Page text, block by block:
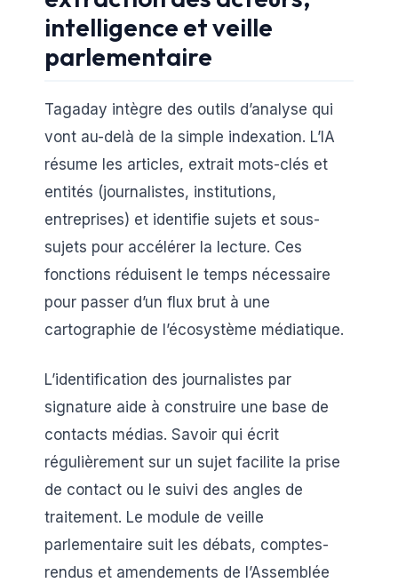
intelligence et veille
parlementaire
Tagaday intègre des outils d’analyse qui
vont au-delà de la simple indexation. L’IA
résume les articles, extrait mots-clés et
entités (journalistes, institutions,
entreprises) et identifie sujets et sous-
sujets pour accélérer la lecture. Ces
fonctions réduisent le temps nécessaire
pour passer d’un flux brut à une
cartographie de l’écosystème médiatique.
L’identification des journalistes par
signature aide à construire une base de
contacts médias. Savoir qui écrit
régulièrement sur un sujet facilite la prise
de contact ou le suivi des angles de
traitement. Le module de veille
parlementaire suit les débats, comptes-
rendus et amendements de l’Assemblée